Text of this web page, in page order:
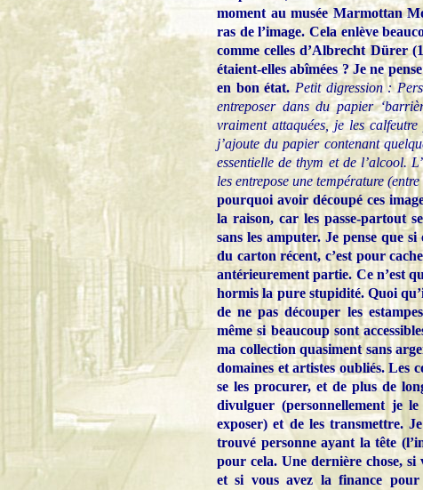
moment au musée Marmottan
ras de l’image. Cela enlève
comme celles d’Albrecht Dürer
étaient-elles abîmées ? Je ne
en bon état. Petit digression :
entreposer dans du papier
vraiment attaquées, je les
j’ajoute du papier contenant
essentielle de thym et de l’alcool.
les entrepose une température
pourquoi avoir découpé ces
la raison, car les passe-partout
sans les amputer. Je pense que
du carton récent, c’est pour
antérieurement partie. Ce n’est
hormis la pure stupidité. Quoi
de ne pas découper les
même si beaucoup sont
ma collection quasiment sans
domaines et artistes oubliés. Les
se les procurer, et de plus de
divulguer (personnellement je
exposer) et de les transmettre.
trouvé personne ayant la tête
pour cela. Une dernière chose, si
et si vous avez la finance pour